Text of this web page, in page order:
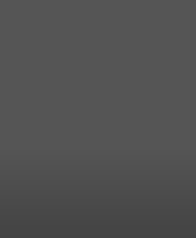
la baja